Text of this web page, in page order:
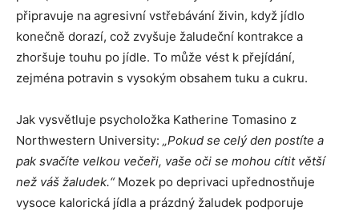
připravuje na agresivní vstřebávání živin, když jídlo
konečně dorazí, což zvyšuje žaludeční kontrakce a
zhoršuje touhu po jídle. To může vést k přejídání,
zejména potravin s vysokým obsahem tuku a cukru.
Jak vysvětluje psycholožka Katherine Tomasino z
Northwestern University: „Pokud se celý den postíte a
pak svačíte velkou večeři, vaše oči se mohou cítit větší
než váš žaludek.“Mozek po deprivaci upřednostňuje
vysoce kalorická jídla a prázdný žaludek podporuje